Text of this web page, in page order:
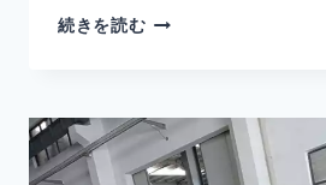
続きを読むSHISHA
MACHINE
DELIVERY
TO